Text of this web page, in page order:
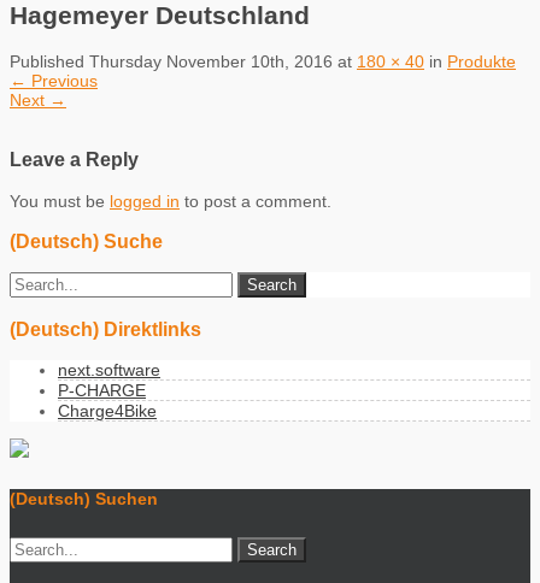
Hagemeyer Deutschland
Published Thursday November 10th, 2016 at 180 × 40 in Produkte
← Previous
Next →
Leave a Reply
You must be logged in to post a comment.
(Deutsch) Suche
(Deutsch) Direktlinks
next.software
P-CHARGE
Charge4Bike
(Deutsch) Suchen